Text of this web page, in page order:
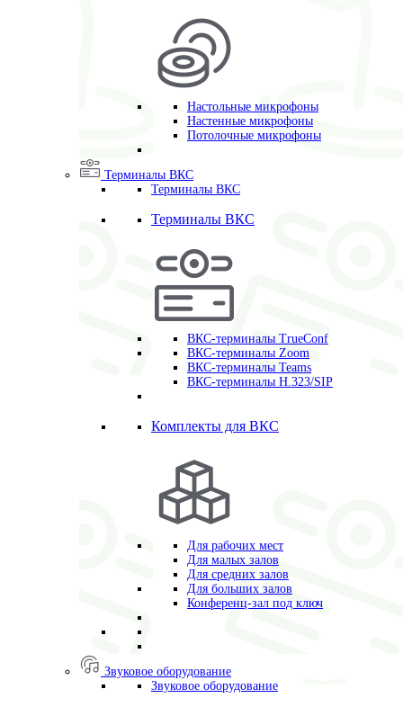
Настольные микрофоны
Настенные микрофоны
Потолочные микрофоны
Терминалы ВКС
Терминалы ВКС
Терминалы ВКС
ВКС-терминалы TrueConf
ВКС-терминалы Zoom
ВКС-терминалы Teams
ВКС-терминалы H.323/SIP
Комплекты для ВКС
Для рабочих мест
Для малых залов
Для средних залов
Для больших залов
Конференц-зал под ключ
Звуковое оборудование
Звуковое оборудование